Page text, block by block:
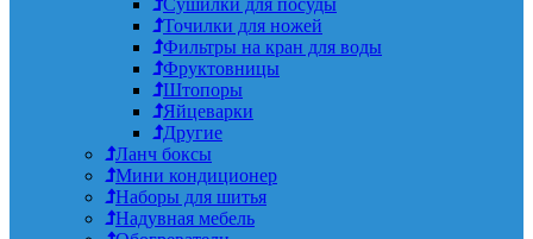
Точилки для ножей
Фильтры на кран для воды
Фруктовницы
Штопоры
Яйцеварки
Другие
Ланч боксы
Мини кондиционер
Наборы для шитья
Надувная мебель